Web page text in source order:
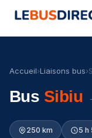
Accueil›Liaisons bus›
Bus Sibiu
250 km 5 h